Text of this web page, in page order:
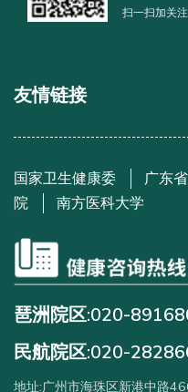
扫一扫加关注
友情链接
国家卫生健康委 广东
院
南方医科大学
琶洲院区:020-
民航院区:020-
地址:广州市海珠区新港中路